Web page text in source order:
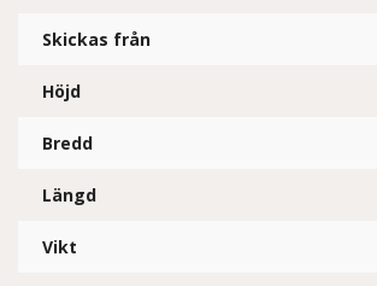
Skickas från
Höjd
Bredd
Längd
Vikt